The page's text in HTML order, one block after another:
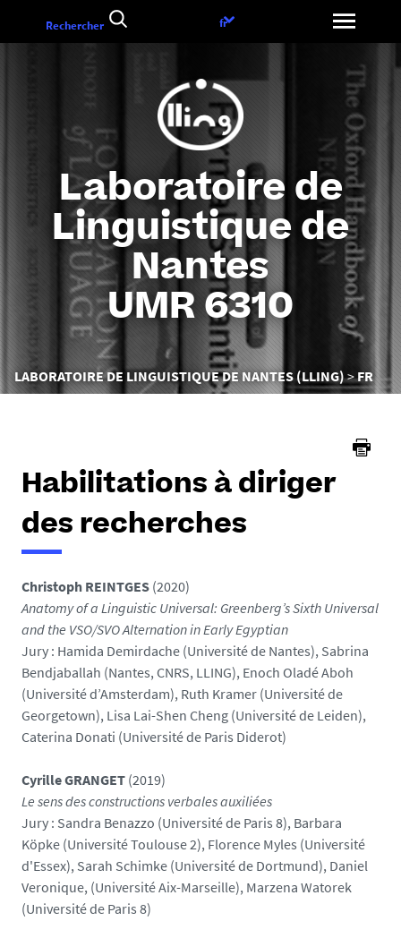
Laboratoire de
Linguistique de
Nantes
UMR 6310
Vous
êtes
LABORATOIRE DE LINGUISTIQUE DE NANTES (LLING) FR
Rechercher
Choix
fr
Habilitations à diriger
des recherches
Christoph REINTGES (2020)
Anatomy of a Linguistic Universal: Greenberg’s Sixth Universal
and the VSO/SVO Alternation in Early Egyptian
Jury : Hamida Demirdache (Université de Nantes), Sabrina
Bendjaballah (Nantes, CNRS, LLING), Enoch Oladé Aboh
(Université d’Amsterdam), Ruth Kramer (Université de
Georgetown), Lisa Lai-Shen Cheng (Université de Leiden),
Caterina Donati (Université de Paris Diderot)
Cyrille GRANGET (2019)
Le sens des constructions verbales auxiliées
Jury : Sandra Benazzo (Université de Paris 8), Barbara
Köpke (Université Toulouse 2), Florence Myles (Université
d'Essex), Sarah Schimke (Université de Dortmund), Daniel
Veronique, (Université Aix-Marseille), Marzena Watorek
(Université de Paris 8)